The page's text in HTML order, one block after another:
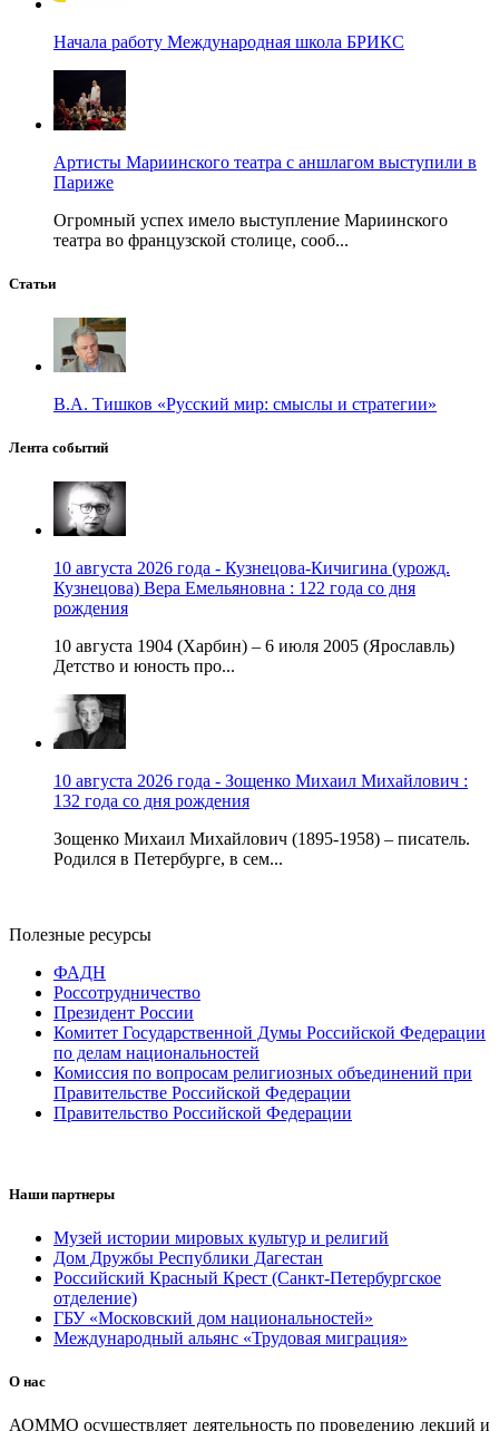
Начала работу Международная школа БРИКС
Артисты Мариинского театра с аншлагом выступили в
Париже
Огромный успех имело выступление Мариинского
театра во французской столице, сооб...
Статьи
В.А. Тишков «Русский мир: смыслы и стратегии»
Лента событий
10 августа 2026 года - Кузнецова-Кичигина (урожд.
Кузнецова) Вера Емельяновна : 122 года со дня
рождения
10 августа 1904 (Харбин) – 6 июля 2005 (Ярославль)
Детство и юность про...
10 августа 2026 года - Зощенко Михаил Михайлович :
132 года со дня рождения
Зощенко Михаил Михайлович (1895-1958) – писатель.
Родился в Петербурге, в сем...
Полезные ресурсы
ФАДН
Россотрудничество
Президент России
Комитет Государственной Думы Российской Федерации
по делам национальностей
Комиссия по вопросам религиозных объединений при
Правительстве Российской Федерации
Правительство Российской Федерации
Наши партнеры
Музей истории мировых культур и религий
Дом Дружбы Республики Дагестан
Российский Красный Крест (Санкт-Петербургское
отделение)
ГБУ «Московский дом национальностей»
Международный альянс «Трудовая миграция»
О нас
АОММО осуществляет деятельность по проведению лекций и